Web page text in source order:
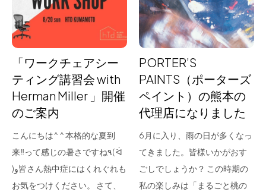
for Business
Recruit
Contact
フラッグシップストア
0965-52-0323
「ワークチェアシー
ティング講習会 with
Herman Miller 」開催
のご案内
こんにちは^ ^ 本格的な夏到
来‼︎って感じの暑さですね٩( ᐛ
)و皆さん熱中症にはくれぐれも
お気をつけください。 さて、
PORTER’S
PAINTS（ポーターズ
ペイント）の熊本の
代理店になりました
6月に入り、雨の日が多くなっ
てきました。皆様いかがおす
ごしでしょうか？ この時期の
私の楽しみは「まるごと桃の